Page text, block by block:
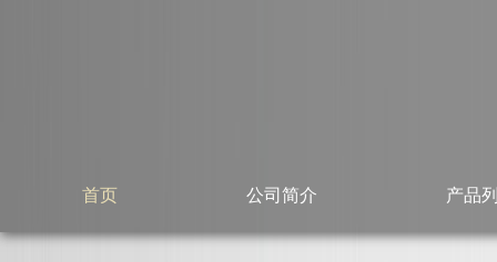
首页 公司简介 产品